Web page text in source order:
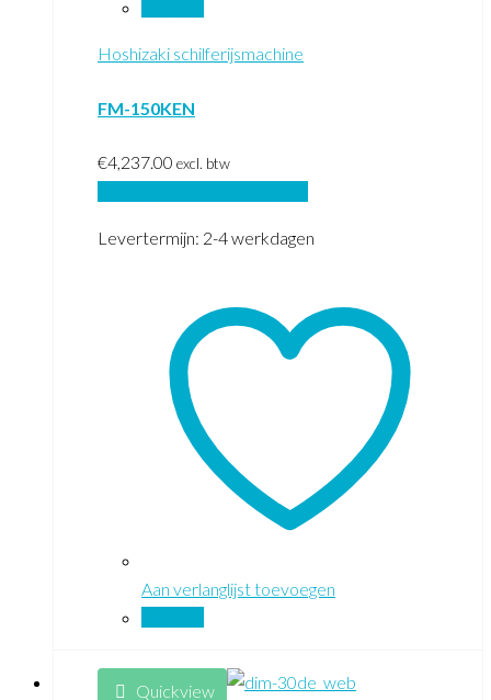
Hoshizaki schilferijsmachine
FM-150KEN
€4,237.00 excl. btw
Levertermijn: 2-4 werkdagen
Aan verlanglijst toevoegen
Quickview